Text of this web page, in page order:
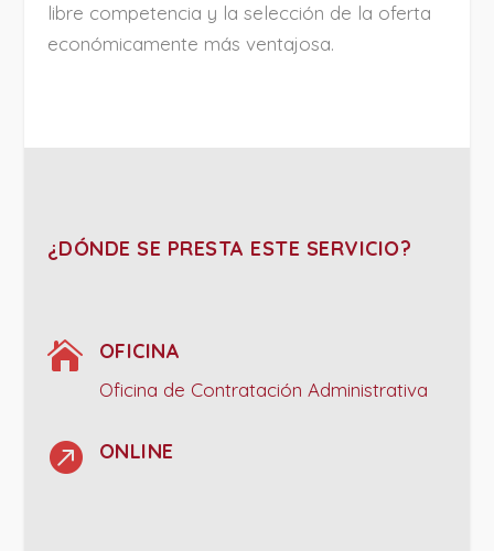
libre competencia y la selección de la oferta
económicamente más ventajosa.
¿DÓNDE SE PRESTA ESTE SERVICIO?
 OFICINA
Oficina de Contratación Administrativa
 ONLINE